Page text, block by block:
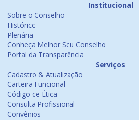
Institucional
Sobre o Conselho
Histórico
Plenária
Conheça Melhor Seu Conselho
Portal da Transparência
Serviços
Cadastro & Atualização
Carteira Funcional
Código de Ética
Consulta Profissional
Convênios